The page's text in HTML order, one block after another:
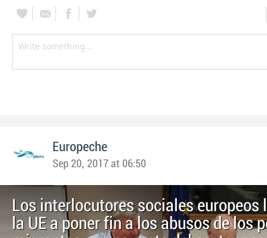
Europeche
Sep 20, 2017 at 06:50
Los interlocutores sociales europeos
la UE a poner fin a los abusos de los